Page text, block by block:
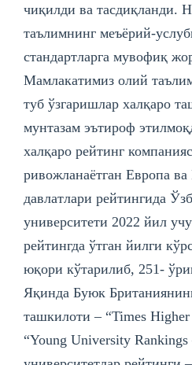
чиқилди ва тасдиқланди.
таълимнинг меъёрий-
стандартларга мувофиқ
Мамлакатимиз олий
туб ўзгаришлар халқаро
мунтазам эътироф
халқаро рейтинг
ривожланаётган Европа
давлатлари рейтингида
университети 2022 йил
рейтингда ўтган йилги
юқори кўтарилиб, 251-
Яқинда Буюк
ташкилоти – “Times Highеr
“Young University